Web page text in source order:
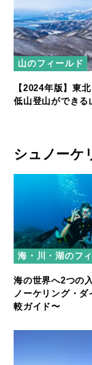
山のフィールド
【2024年版】東
低山登山ができる
シュノーケ
海・川・湖のフ
海の世界へ2つの
ノーケリング・ダ
較ガイド〜